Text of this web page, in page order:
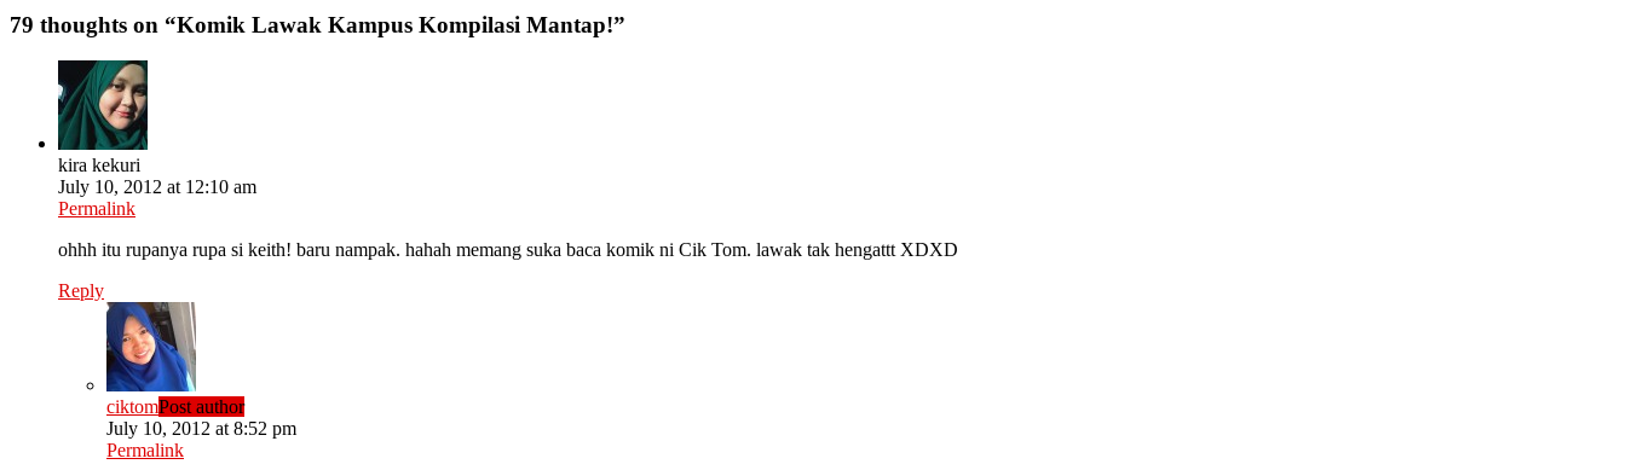
79 thoughts on “Komik Lawak Kampus Kompilasi Mantap!”
kira kekuri
July 10, 2012 at 12:10 am
Permalink
ohhh itu rupanya rupa si keith! baru nampak. hahah memang suka baca komik ni Cik Tom. lawak tak hengattt XDXD
Reply
ciktomPost author
July 10, 2012 at 8:52 pm
Permalink